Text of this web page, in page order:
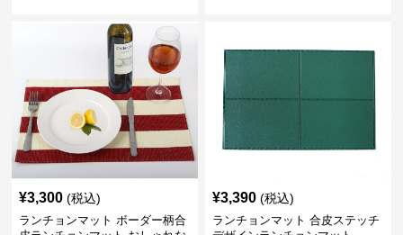
¥3,300 (税込)
ランチョンマット ボーダー柄合
¥3,390 (税込)
ランチョンマット 合皮ステッチ